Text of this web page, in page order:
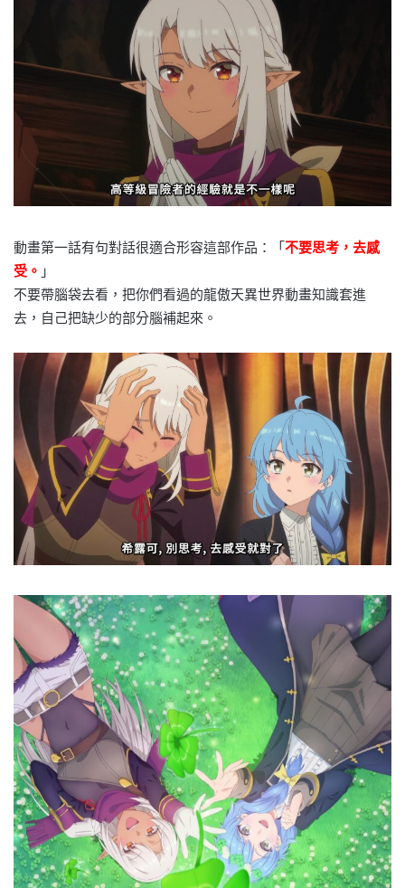
動畫第一話有句對話很適合形容這部作品：「 不要思考，去感
受。 」
不要帶腦袋去看，把你們看過的龍傲天異世界動畫知識套進
去，自己把缺少的部分腦補起來。